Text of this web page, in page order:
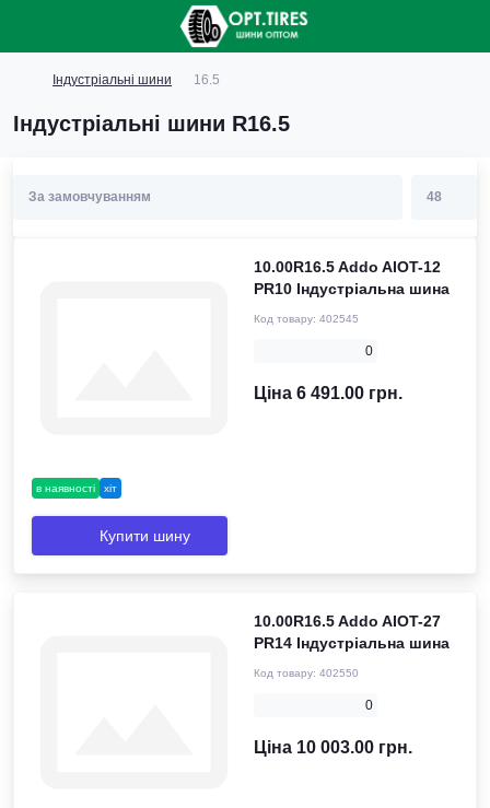
Індустріальні шини 16.5
Індустріальні шини R16.5
в наявності хіт
10.00R16.5 Addo AIOT-12
PR10 Індустріальна шина
Код товару: 402545
0
Ціна 6 491.00 грн.
Купити шину
10.00R16.5 Addo AIOT-27
PR14 Індустріальна шина
Код товару: 402550
0
Ціна 10 003.00 грн.